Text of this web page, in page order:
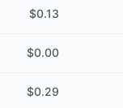
$0.13
$0.00
$0.29